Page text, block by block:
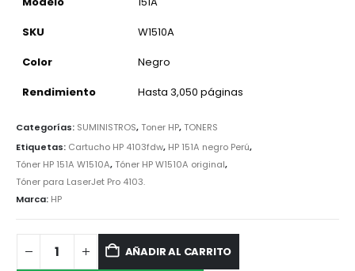
SKU
W1510A
Color
Negro
Rendimiento
Hasta 3,050 páginas
Categorías: SUMINISTROS,Toner HP,TONERS
Etiquetas: Cartucho HP 4103fdw, HP 151A negro Perú,
Tóner HP 151A W1510A,Tóner HP W1510A original,
Tóner para LaserJet Pro 4103.
Marca: HP
AÑADIR AL CARRITO